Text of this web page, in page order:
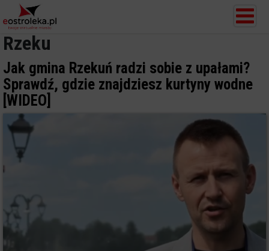
Rzeku
Jak gmina Rzekuń radzi sobie z upałami?
Sprawdź, gdzie znajdziesz kurtyny wodne
[WIDEO]